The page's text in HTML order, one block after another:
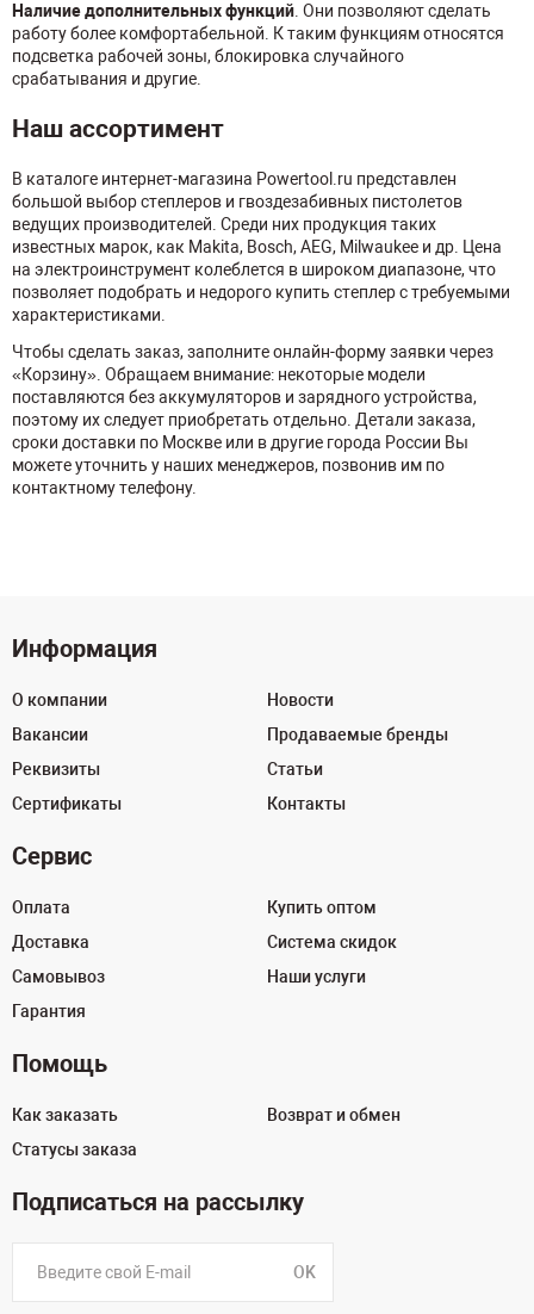
Наличие дополнительных функций . Они позволяют сделать
работу более комфортабельной. К таким функциям относятся
подсветка рабочей зоны, блокировка случайного
срабатывания и другие.
Наш ассортимент
В каталоге интернет-магазина Powertool.ru представлен
большой выбор степлеров и гвоздезабивных пистолетов
ведущих производителей. Среди них продукция таких
известных марок, как Makita, Bosch, AEG, Milwaukee и др. Цена
на электроинструмент колеблется в широком диапазоне, что
позволяет подобрать и недорого купить степлер с требуемыми
характеристиками.
Чтобы сделать заказ, заполните онлайн-форму заявки через
«Корзину». Обращаем внимание: некоторые модели
поставляются без аккумуляторов и зарядного устройства,
поэтому их следует приобретать отдельно. Детали заказа,
сроки доставки по Москве или в другие города России Вы
можете уточнить у наших менеджеров, позвонив им по
контактному телефону.
Информация
О компании
Вакансии
Реквизиты
Сертификаты
Новости
Продаваемые бренды
Статьи
Контакты
Сервис
Оплата
Доставка
Самовывоз
Гарантия
Купить оптом
Система скидок
Наши услуги
Помощь
Как заказать
Статусы заказа
Возврат и обмен
Подписаться на рассылку
OK